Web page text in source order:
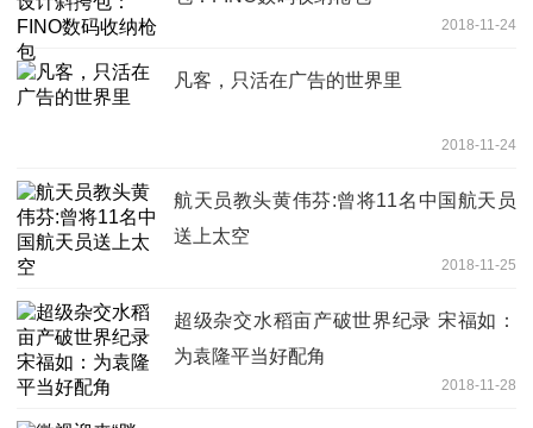
2018-11-24
凡客，只活在广告的世界里
2018-11-24
航天员教头黄伟芬:曾将11名中国航天员
送上太空
2018-11-25
超级杂交水稻亩产破世界纪录 宋福如：
为袁隆平当好配角
2018-11-28